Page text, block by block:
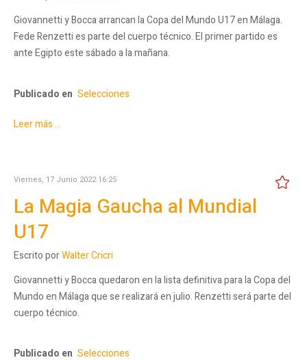
Giovannetti y Bocca arrancan la Copa del Mundo U17 en Málaga.
Fede Renzetti es parte del cuerpo técnico. El primer partido es
ante Egipto este sábado a la mañana.
Publicado en Selecciones
Leer más ...
Viernes, 17 Junio 2022 16:25
La Magia Gaucha al Mundial
U17
Escrito porWalter Cricri
Giovannetti y Bocca quedaron en la lista definitiva para la Copa del
Mundo en Málaga que se realizará en julio. Renzetti será parte del
cuerpo técnico.
Publicado en Selecciones